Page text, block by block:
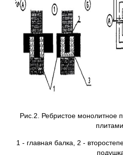
Рис.2. Ребристое монолитное
1 - главная балка, 2 -